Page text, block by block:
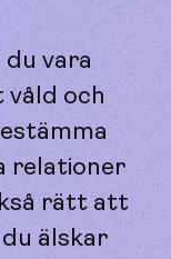
du vara
och
relationer
rätt att
älskar